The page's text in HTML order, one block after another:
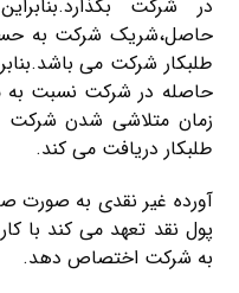
در شرکت
حاصل،شریک شرکت به
طلبکار شرکت می
حاصله در شرکت نسبت به
زمان متلاشی شدن شرکت
طلبکار دریافت می کند.
آورده غیر نقدی به
پول نقد تعهد می کند با
به شرکت اختصاص دهد.